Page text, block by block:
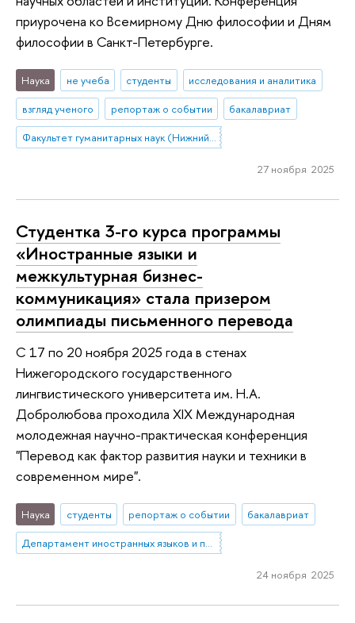
приурочена ко Всемирному Дню философии и Дням
философии в Санкт-Петербурге.
Наука не учеба студенты
исследования и аналитика
взгляд ученого
репортаж о событии
бакалавриат
Факультет гуманитарных наук (Нижний Новгород)
27 ноября 2025
Студентка 3-го курса программы
«Иностранные языки и
межкультурная бизнес-
коммуникация» стала призером
олимпиады письменного перевода
С 17 по 20 ноября 2025 года в стенах
Нижегородского государственного
лингвистического университета им. Н.А.
Добролюбова проходила XIX Международная
молодежная научно-практическая конференция
"Перевод как фактор развития науки и техники в
современном мире".
Наука студенты репортаж о событии
бакалавриат
Департамент иностранных языков и профессиональной коммуникации
24 ноября 2025